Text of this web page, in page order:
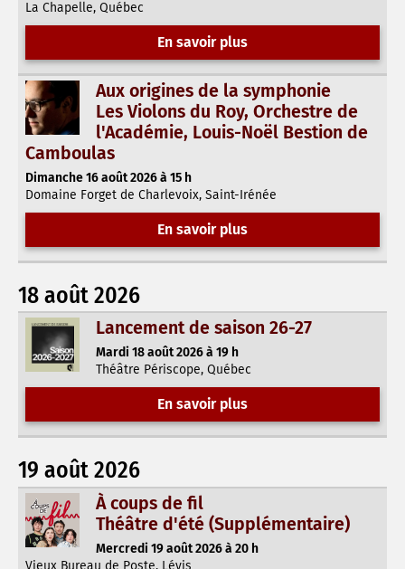
La Chapelle, Québec
En savoir plus
Aux origines de la symphonie
Les Violons du Roy, Orchestre de
l'Académie, Louis-Noël Bestion de
Camboulas
Dimanche 16 août 2026 à 15 h
Domaine Forget de Charlevoix, Saint-Irénée
En savoir plus
18 août 2026
Lancement de saison 26-27
Mardi 18 août 2026 à 19 h
Théâtre Périscope, Québec
En savoir plus
19 août 2026
À coups de fil
Théâtre d'été (Supplémentaire)
Mercredi 19 août 2026 à 20 h
Vieux Bureau de Poste, Lévis